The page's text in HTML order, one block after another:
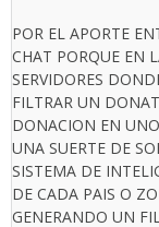
POR EL APORTE
CHAT PORQUE EN
SERVIDORES
FILTRAR UN
DONACION EN
UNA SUERTE DE
SISTEMA DE
DE CADA PAIS O
GENERANDO UN